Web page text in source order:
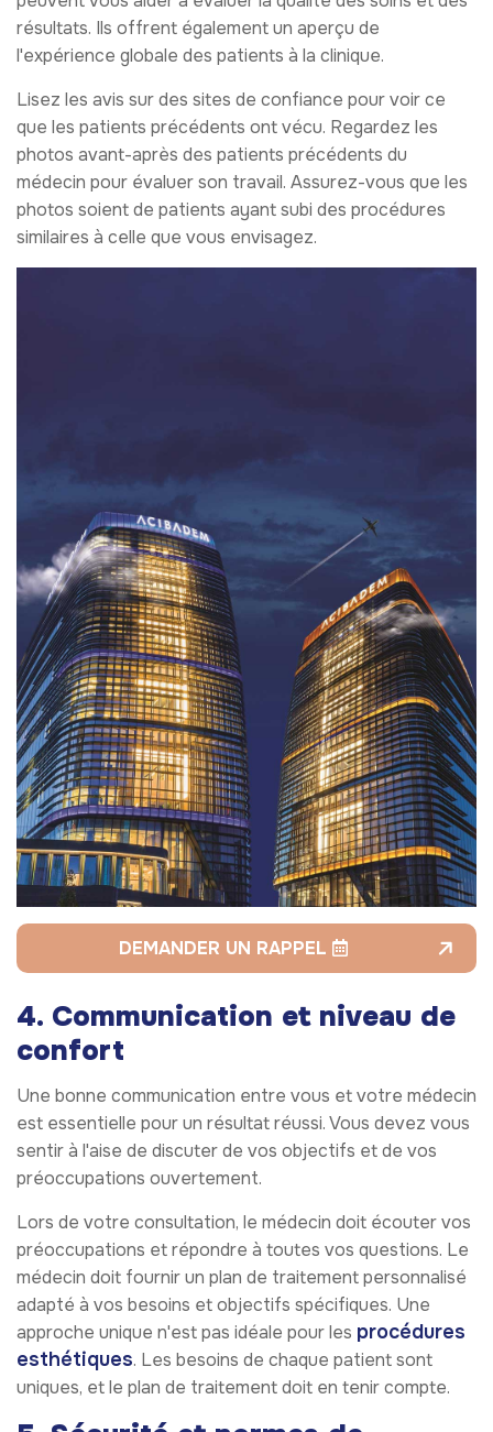
résultats. Ils offrent également un aperçu de
l'expérience globale des patients à la clinique.
Lisez les avis sur des sites de confiance pour voir ce
que les patients précédents ont vécu. Regardez les
photos avant-après des patients précédents du
médecin pour évaluer son travail. Assurez-vous que les
photos soient de patients ayant subi des procédures
similaires à celle que vous envisagez.
DEMANDER UN RAPPEL
4. Communication et niveau de
confort
Une bonne communication entre vous et votre médecin
est essentielle pour un résultat réussi. Vous devez vous
sentir à l'aise de discuter de vos objectifs et de vos
préoccupations ouvertement.
Lors de votre consultation, le médecin doit écouter vos
préoccupations et répondre à toutes vos questions. Le
médecin doit fournir un plan de traitement personnalisé
adapté à vos besoins et objectifs spécifiques. Une
approche unique n'est pas idéale pour les procédures
esthétiques. Les besoins de chaque patient sont
uniques, et le plan de traitement doit en tenir compte.